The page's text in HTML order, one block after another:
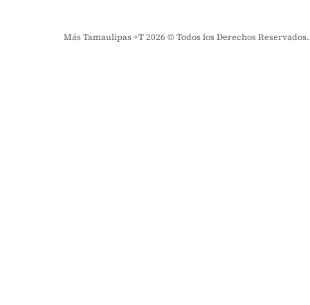
Más Tamaulipas +T 2026 © Todos los Derechos